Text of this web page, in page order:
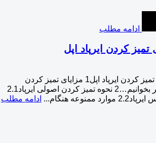
ادامه مطلب
تمیز کردن ایرپاد اپل
دسترسی سریع0.1 تمیز کردن ایرپاد اپل1 مزایای تمیز کردن
ایرپاد1.0.1 بیشــتــر بخوانیم…2 نحوه تمیز کردن اصولی ایرپاد2.1
هنگام...
ادامه مطلب